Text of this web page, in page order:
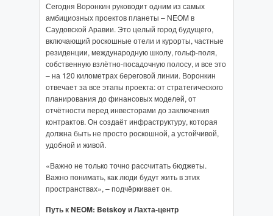
Сегодня Воронкин руководит одним из самых
амбициозных проектов планеты – NEOM в
Саудовской Аравии. Это целый город будущего,
включающий роскошные отели и курорты, частные
резиденции, международную школу, гольф-поля,
собственную взлётно-посадочную полосу, и все это
– на 120 километрах береговой линии. Воронкин
отвечает за все этапы проекта: от стратегического
планирования до финансовых моделей, от
отчётности перед инвесторами до заключения
контрактов. Он создаёт инфраструктуру, которая
должна быть не просто роскошной, а устойчивой,
удобной и живой.
«Важно не только точно рассчитать бюджеты.
Важно понимать, как люди будут жить в этих
пространствах», – подчёркивает он.
Путь к NEOM: Betskoy и Лахта-центр